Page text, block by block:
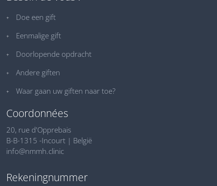
Doe een gift
Eenmalige gift
Doorlopende opdracht
Andere giften
Waar gaan uw giften naar toe?
Coordonnées
20, rue d'Opprebais
B-B-1315 -Incourt | België
info@nmmh.clinic
Rekeningnummer